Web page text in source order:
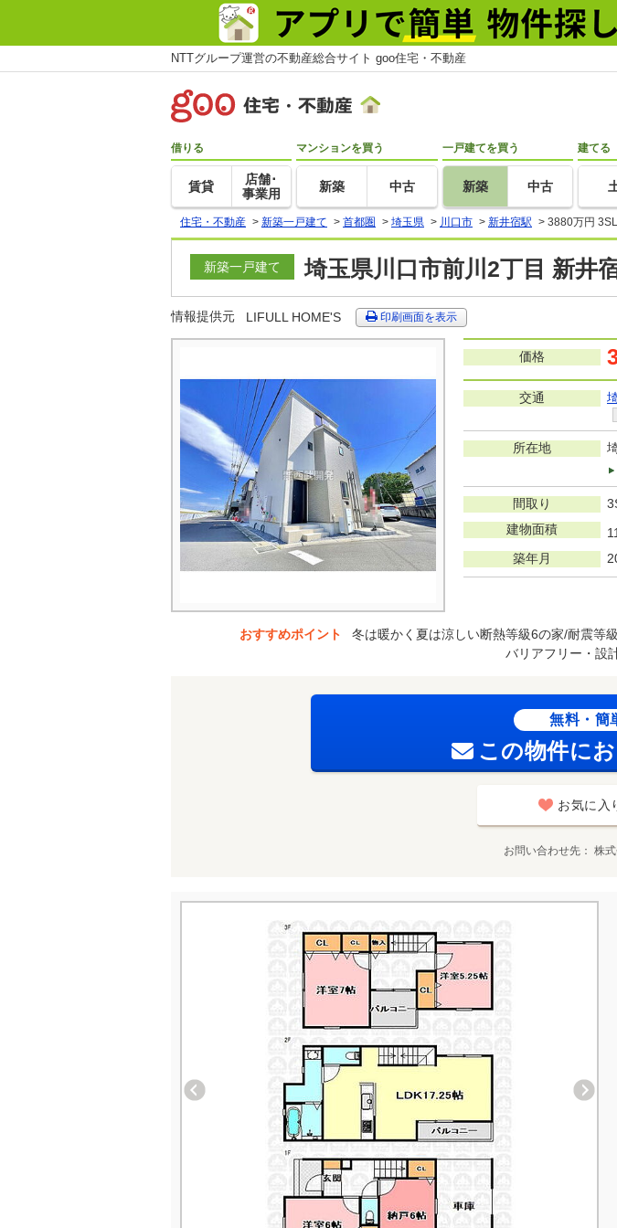
NTTグループ運営の不動産総合サイト goo住宅・不動産
借りる
賃貸
店舗･
事業用
マンションを買う
新築 中古
一戸建てを買う
新築 中古
建てる
住宅・不動産 > 新築一戸建て > 首都圏 > 埼玉県 > 川口市 > 新井宿駅 > 3880万円
新築一戸建て 埼玉県川口市前川2丁目 新井
情報提供元 LIFULL HOME'S 印刷画面を表示
価格
交通
所在地
間取り
建物面積
築年月
おすすめポイント
冬は暖かく夏は涼しい断熱等級6の家/耐震等
バリアフリー・設
無料・簡
この物件に
お気に入
お問い合わせ先 株